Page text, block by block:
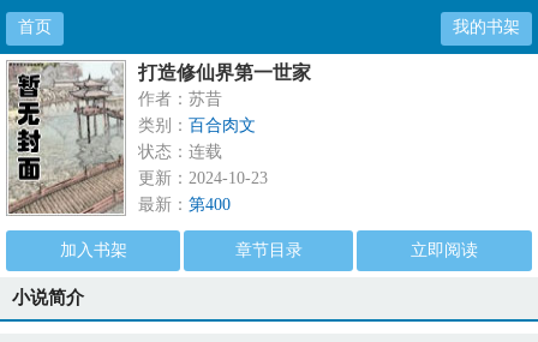
首页 我的书架
打造修仙界第一世家
作者：苏昔
类别： 百合肉文
状态：连载
更新：2024-10-23
最新： 第400
加入书架 章节目录 立即阅读
小说简介